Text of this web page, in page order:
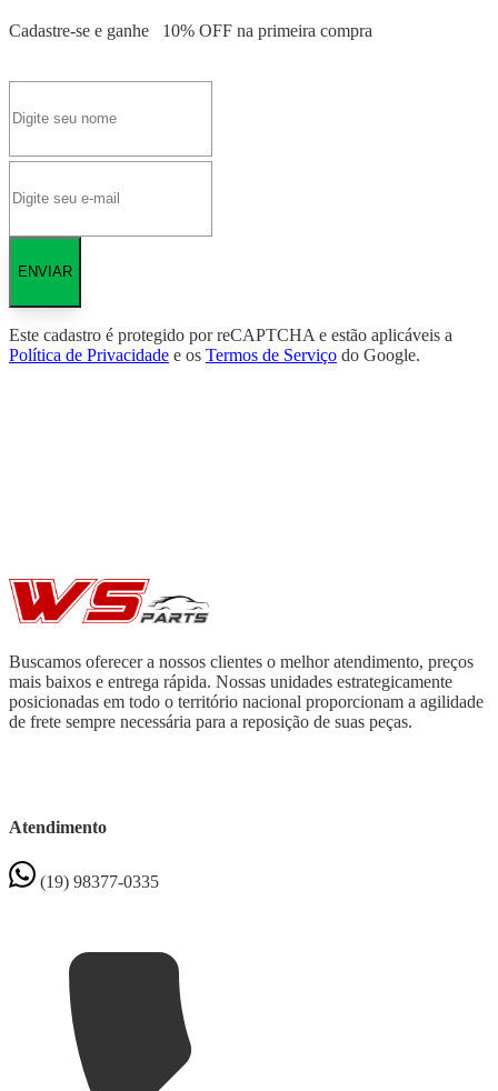
Cadastre-se e ganhe 10% OFF na primeira compra
ENVIAR
Este cadastro é protegido por reCAPTCHA e estão aplicáveis a
Política de Privacidade e os Termos de Serviço do Google.
Buscamos oferecer a nossos clientes o melhor atendimento, preços
mais baixos e entrega rápida. Nossas unidades estrategicamente
posicionadas em todo o território nacional proporcionam a agilidade
de frete sempre necessária para a reposição de suas peças.
Atendimento
(19) 98377-0335